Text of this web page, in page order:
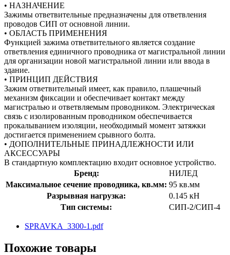
• НАЗНАЧЕНИЕ
Зажимы ответвительные предназначены для ответвления
проводов СИП от основной линии.
• ОБЛАСТЬ ПРИМЕНЕНИЯ
Функцией зажима ответвительного является создание
ответвления единичного проводника от магистральной линии
для организации новой магистральной линии или ввода в
здание.
• ПРИНЦИП ДЕЙСТВИЯ
Зажим ответвительный имеет, как правило, плашечный
механизм фиксации и обеспечивает контакт между
магистралью и ответвляемым проводником. Электрическая
связь с изолированным проводником обеспечивается
прокалыванием изоляции, необходимый момент затяжки
достигается применением срывного болта.
• ДОПОЛНИТЕЛЬНЫЕ ПРИНАДЛЕЖНОСТИ ИЛИ
АКСЕССУАРЫ
В стандартную комплектацию входит основное устройство.
Бренд:
НИЛЕД
Максимальное сечение проводника, кв.мм: 95 кв.мм
Разрывная нагрузка:
0.145 кН
Тип системы:
СИП-2/СИП-4
SPRAVKA_3300-1.pdf
Похожие товары